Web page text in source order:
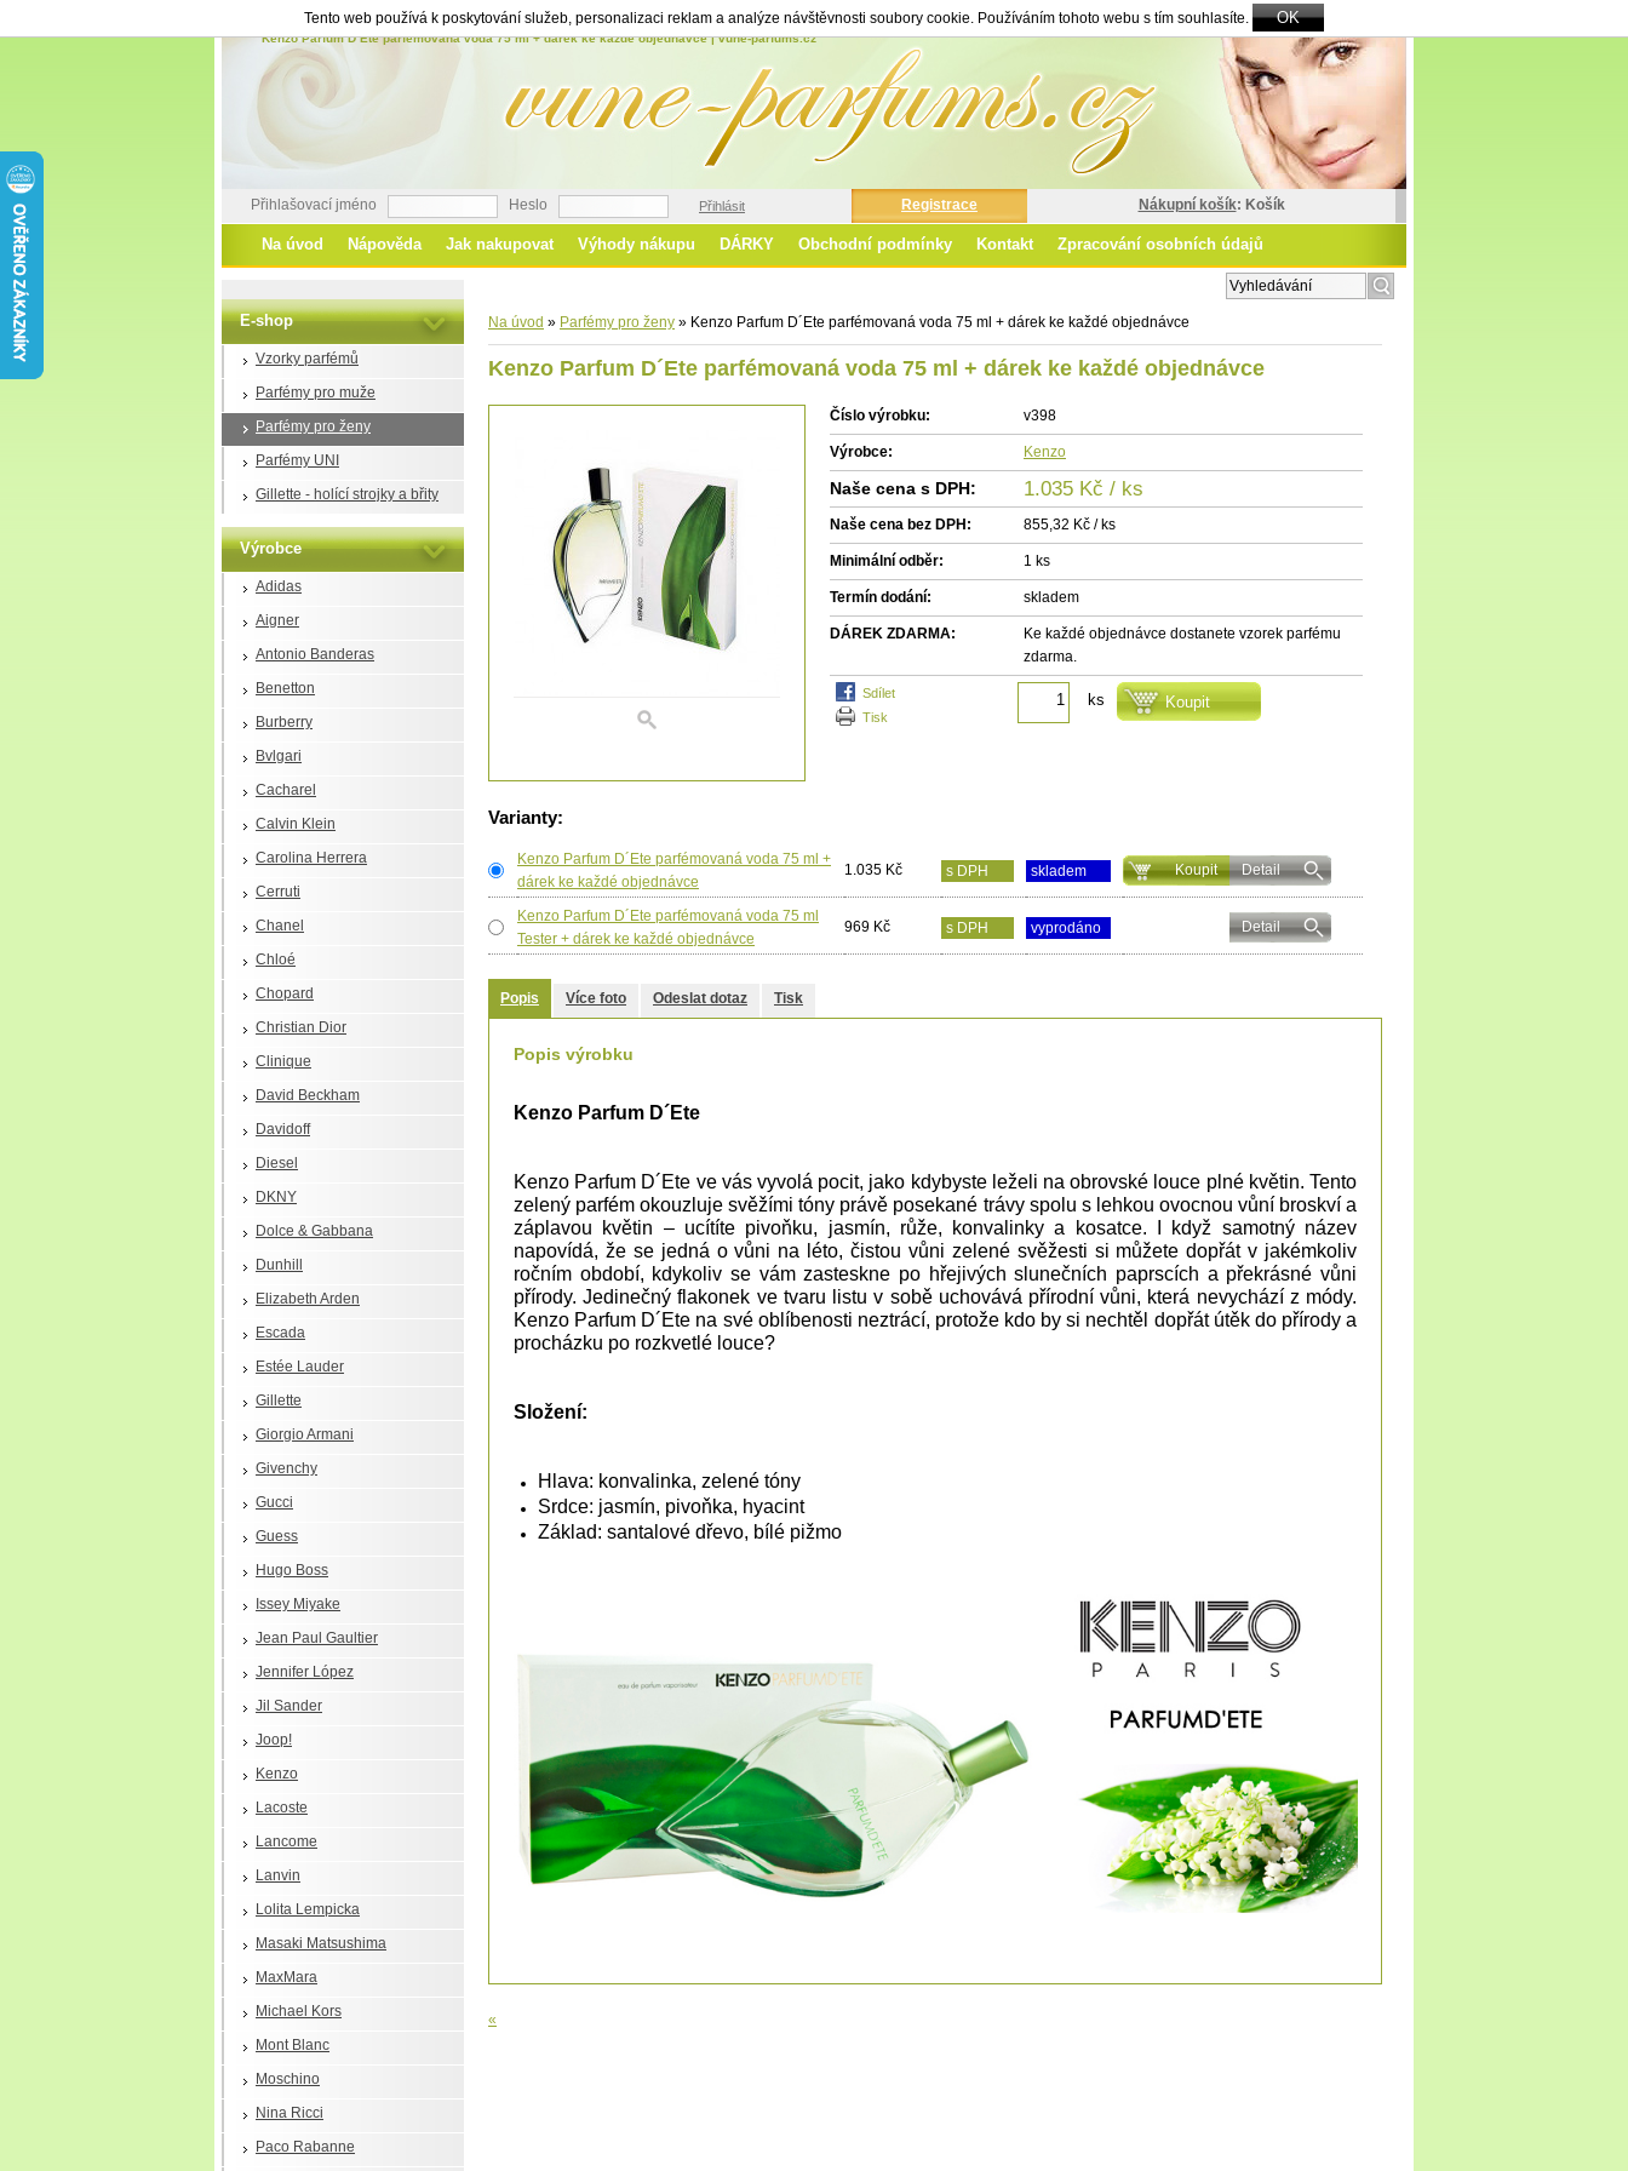
Tento web používá k poskytování služeb, personalizaci reklam a analýze návštěvnosti soubory cookie. Používáním tohoto webu s tím souhlasíte. OK
Kenzo Parfum D´Ete parfémovaná voda 75 ml + dárek ke každé objednávce | vune-parfums.cz
Přihlašovací jméno Heslo Přihlásit Registrace Nákupní košík: Košík
Na úvod Nápověda Jak nakupovat Výhody nákupu DÁRKY Obchodní podmínky Kontakt Zpracování osobních údajů
E-shop
Vzorky parfémů
Parfémy pro muže
Parfémy pro ženy
Parfémy UNI
Gillette - holící strojky a břity
Výrobce
Adidas
Aigner
Antonio Banderas
Benetton
Burberry
Bvlgari
Cacharel
Calvin Klein
Carolina Herrera
Cerruti
Chanel
Chloé
Chopard
Christian Dior
Clinique
David Beckham
Davidoff
Diesel
DKNY
Dolce & Gabbana
Dunhill
Elizabeth Arden
Escada
Estée Lauder
Gillette
Giorgio Armani
Givenchy
Gucci
Guess
Hugo Boss
Issey Miyake
Jean Paul Gaultier
Jennifer López
Jil Sander
Joop!
Kenzo
Lacoste
Lancome
Lanvin
Lolita Lempicka
Masaki Matsushima
MaxMara
Michael Kors
Mont Blanc
Moschino
Nina Ricci
Paco Rabanne
Na úvod » Parfémy pro ženy » Kenzo Parfum D´Ete parfémovaná voda 75 ml + dárek ke každé objednávce
Kenzo Parfum D´Ete parfémovaná voda 75 ml + dárek ke každé objednávce
Číslo výrobku: v398
Výrobce: Kenzo
Naše cena s DPH: 1.035 Kč / ks
Naše cena bez DPH: 855,32 Kč / ks
Minimální odběr: 1 ks
Termín dodání: skladem
DÁREK ZDARMA:
Ke každé objednávce dostanete vzorek parfému
zdarma.
sdílet
tisk
ks
Varianty:
Kenzo Parfum D´Ete parfémovaná voda 75 ml +
dárek ke každé objednávce
1.035 Kč s DPH skladem Koupit Detail
Kenzo Parfum D´Ete parfémovaná voda 75 ml
Tester + dárek ke každé objednávce
969 Kč s DPH vyprodáno Detail
Popis Více foto Odeslat dotaz Tisk
Popis výrobku
Kenzo Parfum D´Ete
Kenzo Parfum D´Ete ve vás vyvolá pocit, jako kdybyste leželi na obrovské louce plné květin. Tento
zelený parfém okouzluje svěžími tóny právě posekané trávy spolu s lehkou ovocnou vůní broskví a
záplavou květin – ucítíte pivoňku, jasmín, růže, konvalinky a kosatce. I když samotný název
napovídá, že se jedná o vůni na léto, čistou vůni zelené svěžesti si můžete dopřát v jakémkoliv
ročním období, kdykoliv se vám zasteskne po hřejivých slunečních paprscích a překrásné vůni
přírody. Jedinečný flakonek ve tvaru listu v sobě uchovává přírodní vůni, která nevychází z módy.
Kenzo Parfum D´Ete na své oblíbenosti neztrácí, protože kdo by si nechtěl dopřát útěk do přírody a
procházku po rozkvetlé louce?
Složení:
Hlava: konvalinka, zelené tóny
Srdce: jasmín, pivoňka, hyacint
Základ: santalové dřevo, bílé pižmo
«